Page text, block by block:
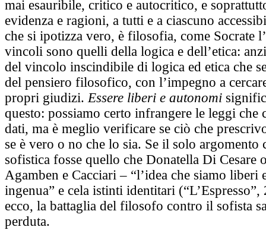
mai esauribile, critico e autocritico, e
evidenza e ragioni, a tutti e a ciascuno
che si ipotizza vero, è filosofia, come Socrate
vincoli sono quelli della logica e dell’etica:
del vincolo inscindibile di logica ed etica che
del pensiero filosofico, con l’impegno a
propri giudizi.Essere liberi e autonomi
questo: possiamo certo infrangere le leggi che
dati, ma è meglio verificare se ciò che
se è vero o no che lo sia. Se il solo argomento
sofistica fosse quello che Donatella Di Cesare
Agamben e Cacciari – “l’idea che siamo liberi
ingenua” e cela istinti identitari
ecco, la battaglia del filosofo contro il sofista
perduta.